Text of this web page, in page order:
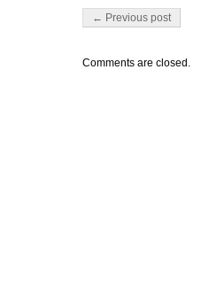
Post navigation
← Previous post
Comments are closed.